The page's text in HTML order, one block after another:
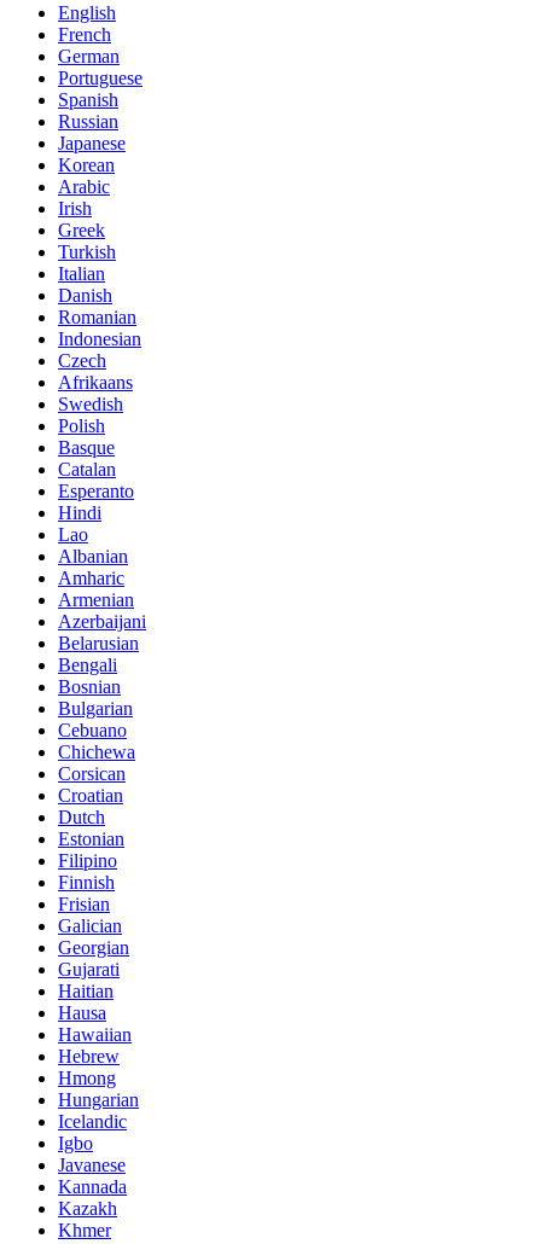
English
French
German
Portuguese
Spanish
Russian
Japanese
Korean
Arabic
Irish
Greek
Turkish
Italian
Danish
Romanian
Indonesian
Czech
Afrikaans
Swedish
Polish
Basque
Catalan
Esperanto
Hindi
Lao
Albanian
Amharic
Armenian
Azerbaijani
Belarusian
Bengali
Bosnian
Bulgarian
Cebuano
Chichewa
Corsican
Croatian
Dutch
Estonian
Filipino
Finnish
Frisian
Galician
Georgian
Gujarati
Haitian
Hausa
Hawaiian
Hebrew
Hmong
Hungarian
Icelandic
Igbo
Javanese
Kannada
Kazakh
Khmer